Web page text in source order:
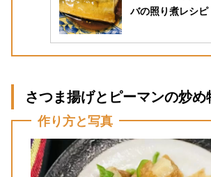
バの照り煮レシピ
さつま揚げとピーマンの炒め
作り方と写真